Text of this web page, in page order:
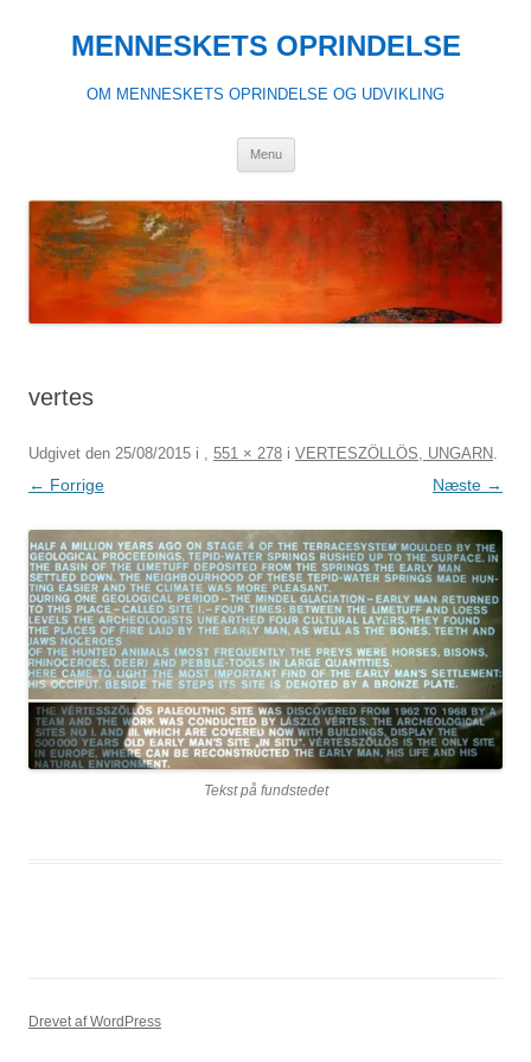
indholdMENNESKETS OPRINDELSE
OM MENNESKETS OPRINDELSE OG UDVIKLING
Menu
vertes
Udgivet den 25/08/2015 i 551 × 278 i VERTESZÖLLÖS, UNGARN
← Forrige Næste →
Tekst på fundstedet
Drevet af WordPress